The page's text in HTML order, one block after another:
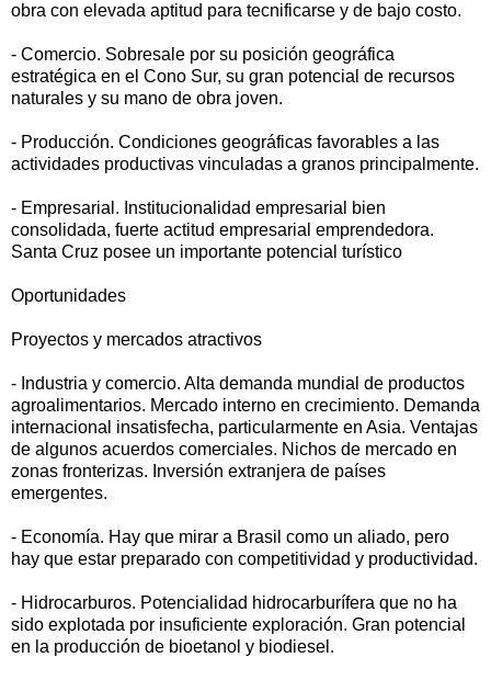
obra con elevada aptitud para tecnificarse y de bajo costo.
- Comercio. Sobresale por su posición geográfica
estratégica en el Cono Sur, su gran potencial de recursos
naturales y su mano de obra joven.
- Producción. Condiciones geográficas favorables a las
actividades productivas vinculadas a granos principalmente.
- Empresarial. Institucionalidad empresarial bien
consolidada, fuerte actitud empresarial emprendedora.
Santa Cruz posee un importante potencial turístico
Oportunidades
Proyectos y mercados atractivos
- Industria y comercio. Alta demanda mundial de productos
agroalimentarios. Mercado interno en crecimiento. Demanda
internacional insatisfecha, particularmente en Asia. Ventajas
de algunos acuerdos comerciales. Nichos de mercado en
zonas fronterizas. Inversión extranjera de países
emergentes.
- Economía. Hay que mirar a Brasil como un aliado, pero
hay que estar preparado con competitividad y productividad.
- Hidrocarburos. Potencialidad hidrocarburífera que no ha
sido explotada por insuficiente exploración. Gran potencial
en la producción de bioetanol y biodiesel.